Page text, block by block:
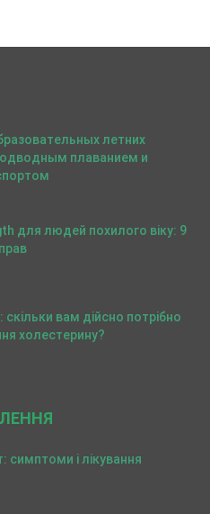
летних
плаванием и
для людей похилого віку: 9
скільки вам дійсно потрібно
холестерину?
симптоми і лікування